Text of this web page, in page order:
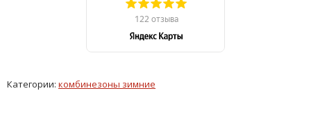
Категории: комбинезоны зимние